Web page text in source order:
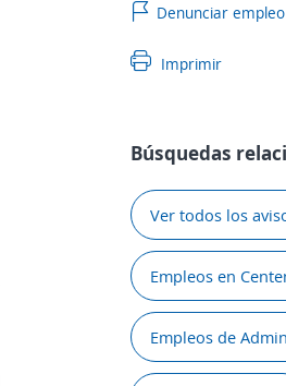
Denunciar empleo
Imprimir
Búsquedas
Ver todos los
Empleos en
Empleos de